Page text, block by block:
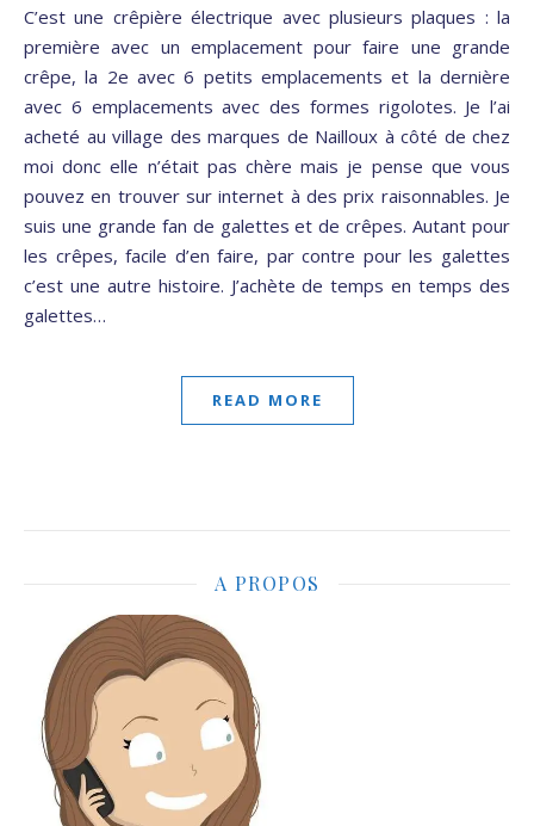
C’est une crêpière électrique avec plusieurs plaques : la
première avec un emplacement pour faire une grande
crêpe, la 2e avec 6 petits emplacements et la dernière
avec 6 emplacements avec des formes rigolotes. Je l’ai
acheté au village des marques de Nailloux à côté de chez
moi donc elle n’était pas chère mais je pense que vous
pouvez en trouver sur internet à des prix raisonnables. Je
suis une grande fan de galettes et de crêpes. Autant pour
les crêpes, facile d’en faire, par contre pour les galettes
c’est une autre histoire. J’achète de temps en temps des
galettes…
READ MORE
A PROPOS